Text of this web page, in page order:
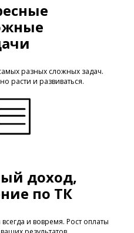
разных сложных задач.
расти и развиваться.
доход,
по ТК
и вовремя. Рост оплаты